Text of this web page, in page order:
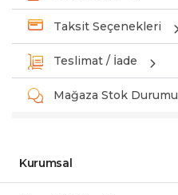
Taksit Seçenekleri
Teslimat / İade
Mağaza Stok Durumu
Kurumsal